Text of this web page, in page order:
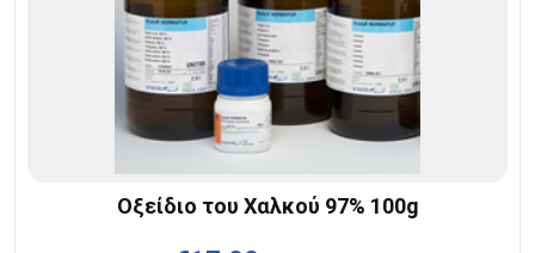
Οξείδιο του Χαλκού 97% 100g